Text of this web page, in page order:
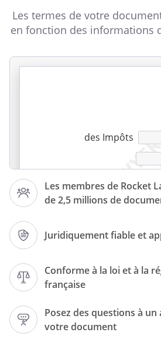
Les termes de votre
en fonction des informations
Les membres de Rocket
de 2,5 millions de
Juridiquement fiable et
Conforme à la loi et à la
française
Posez des questions à
votre document
des Impôts
Le , à
Lettre recommandée avec AR
Objet :